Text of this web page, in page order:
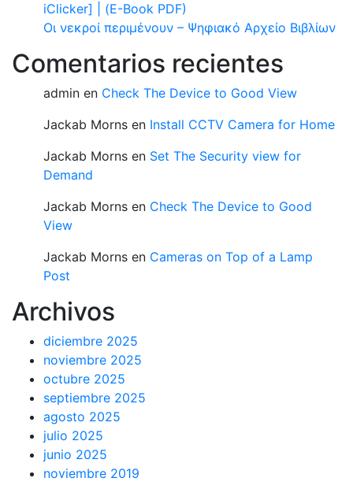
iClicker] | (E-Book PDF)
Οι νεκροί περιμένουν – Ψηφιακό Αρχείο Βιβλίων
Comentarios recientes
admin en Check The Device to Good View
Jackab Morns en Install CCTV Camera for Home
Jackab Morns en Set The Security view for
Demand
Jackab Morns en Check The Device to Good
View
Jackab Morns en Cameras on Top of a Lamp
Post
Archivos
diciembre 2025
noviembre 2025
octubre 2025
septiembre 2025
agosto 2025
julio 2025
junio 2025
noviembre 2019